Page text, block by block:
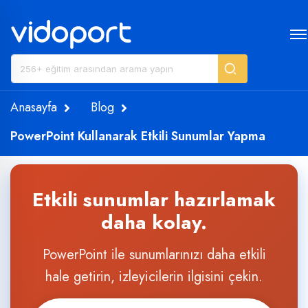
Anasayfa
Blog
PowerPoint Kullanarak Etkili Sunumlar Yapma
Etkili sunumlar hazırlamak
daha kolay.
PowerPoint ile sunumlarınızı daha etkili
hale getirin, izleyicilerin ilgisini çekin.